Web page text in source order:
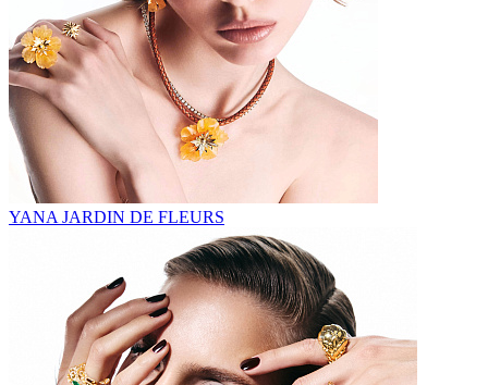
YANA JARDIN DE FLEURS